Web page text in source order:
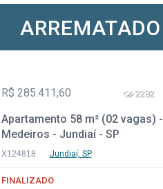
ARREMATADO
R$ 285.411,60 2282
Apartamento 58 m² (02 vagas) -
Medeiros - Jundiaí - SP
X124818 Jundiaí, SP
FINALIZADO